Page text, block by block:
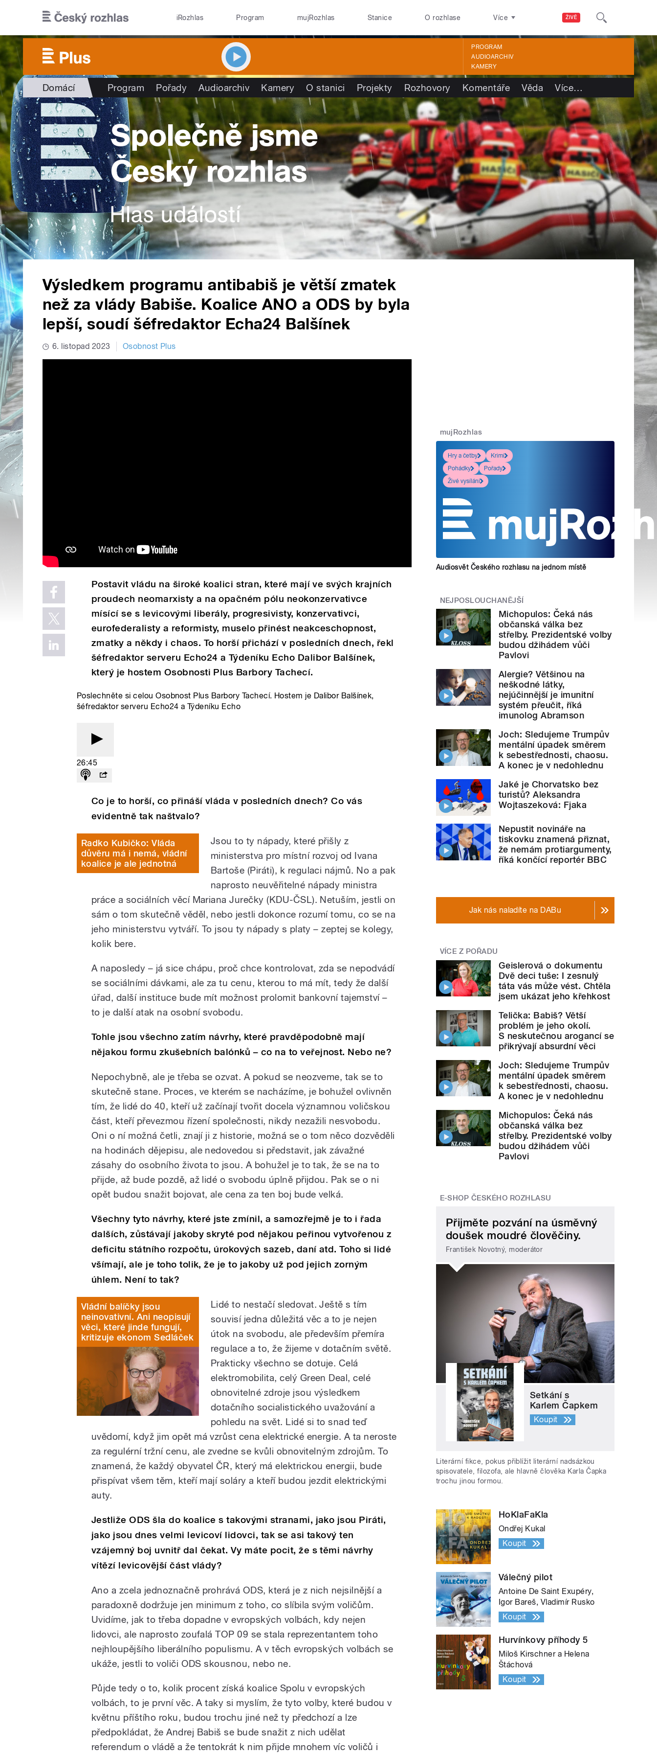
ŽIVĚ
iRozhlas Program mujRozhlas Stanice O rozhlase Více
PROGRAM
AUDIOARCHIV
KAMERY
Domácí Program Pořady Audioarchiv Kamery O stanici Projekty Rozhovory Komentáře Věda Více…
Výsledkem programu antibabiš je větší zmatek
než za vlády Babiše. Koalice ANO a ODS by byla
lepší, soudí šéfredaktor Echa24 Balšínek
6. listopad 2023 Osobnost Plus
Postavit vládu na široké koalici stran, které mají ve svých krajních
proudech neomarxisty a na opačném pólu neokonzervativce
mísící se s levicovými liberály, progresivisty, konzervativci,
eurofederalisty a reformisty, muselo přinést neakceschopnost,
zmatky a někdy i chaos. To horší přichází v posledních dnech, řekl
šéfredaktor serveru Echo24 a Týdeníku Echo Dalibor Balšínek,
který je hostem Osobnosti Plus Barbory Tachecí.
Poslechněte si celou Osobnost Plus Barbory Tachecí. Hostem je Dalibor Balšínek,
šéfredaktor serveru Echo24 a Týdeníku Echo
26:45
Co je to horší, co přináší vláda v posledních dnech? Co vás
evidentně tak naštvalo?
Radko Kubičko: Vláda
důvěru má i nemá, vládní
koalice je ale jednotná
Jsou to ty nápady, které přišly z
ministerstva pro místní rozvoj od Ivana
Bartoše (Piráti), k regulaci nájmů. No a pak
naprosto neuvěřitelné nápady ministra
práce a sociálních věcí Mariana Jurečky (KDU-ČSL). Netuším, jestli on
sám o tom skutečně věděl, nebo jestli dokonce rozumí tomu, co se na
jeho ministerstvu vytváří. To jsou ty nápady s platy – zeptej se kolegy,
kolik bere.
A naposledy – já sice chápu, proč chce kontrolovat, zda se nepodvádí
se sociálními dávkami, ale za tu cenu, kterou to má mít, tedy že další
úřad, další instituce bude mít možnost prolomit bankovní tajemství –
to je další atak na osobní svobodu.
Tohle jsou všechno zatím návrhy, které pravděpodobně mají
nějakou formu zkušebních balónků – co na to veřejnost. Nebo ne?
Nepochybně, ale je třeba se ozvat. A pokud se neozveme, tak se to
skutečně stane. Proces, ve kterém se nacházíme, je bohužel ovlivněn
tím, že lidé do 40, kteří už začínají tvořit docela významnou voličskou
část, kteří převezmou řízení společnosti, nikdy nezažili nesvobodu.
Oni o ní možná četli, znají ji z historie, možná se o tom něco dozvěděli
na hodinách dějepisu, ale nedovedou si představit, jak závažné
zásahy do osobního života to jsou. A bohužel je to tak, že se na to
přijde, až bude pozdě, až lidé o svobodu úplně přijdou. Pak se o ni
opět budou snažit bojovat, ale cena za ten boj bude velká.
Všechny tyto návrhy, které jste zmínil, a samozřejmě je to i řada
dalších, zůstávají jakoby skryté pod nějakou peřinou vytvořenou z
deficitu státního rozpočtu, úrokových sazeb, daní atd. Toho si lidé
všímají, ale je toho tolik, že je to jakoby už pod jejich zorným
úhlem. Není to tak?
Vládní balíčky jsou
neinovativní. Ani neopisují
věci, které jinde fungují,
kritizuje ekonom Sedláček
Lidé to nestačí sledovat. Ještě s tím
souvisí jedna důležitá věc a to je nejen
útok na svobodu, ale především přemíra
regulace a to, že žijeme v dotačním světě.
Prakticky všechno se dotuje. Celá
elektromobilita, celý Green Deal, celé
obnovitelné zdroje jsou výsledkem
dotačního socialistického uvažování a
pohledu na svět. Lidé si to snad teď
uvědomí, když jim opět má vzrůst cena elektrické energie. A ta neroste
za regulérní tržní cenu, ale zvedne se kvůli obnovitelným zdrojům. To
znamená, že každý obyvatel ČR, který má elektrickou energii, bude
přispívat všem těm, kteří mají soláry a kteří budou jezdit elektrickými
auty.
Jestliže ODS šla do koalice s takovými stranami, jako jsou Piráti,
jako jsou dnes velmi levicoví lidovci, tak se asi takový ten
vzájemný boj uvnitř dal čekat. Vy máte pocit, že s těmi návrhy
vítězí levicovější část vlády?
Ano a zcela jednoznačně prohrává ODS, která je z nich nejsilnější a
paradoxně dodržuje jen minimum z toho, co slíbila svým voličům.
Uvidíme, jak to třeba dopadne v evropských volbách, kdy nejen
lidovci, ale naprosto zoufalá TOP 09 se stala reprezentantem toho
nejhloupějšího liberálního populismu. A v těch evropských volbách se
ukáže, jestli to voliči ODS skousnou, nebo ne.
Půjde tedy o to, kolik procent získá koalice Spolu v evropských
volbách, to je první věc. A taky si myslím, že tyto volby, které budou v
květnu příštího roku, budou trochu jiné než ty předchozí a lze
předpokládat, že Andrej Babiš se bude snažit z nich udělat
referendum o vládě a že tentokrát k nim přijde mnohem víc voličů i
mujRozhlas
Hry a četby
Krimi
Pohádky
Pořady
Živé vysílání
Audiosvět Českého rozhlasu na jednom místě
NEJPOSLOUCHANĚJŠÍ
Michopulos: Čeká nás
občanská válka bez
střelby. Prezidentské volby
budou džihádem vůči
Pavlovi
Alergie? Většinou na
neškodné látky,
nejúčinnější je imunitní
systém přeučit, říká
imunolog Abramson
Joch: Sledujeme Trumpův
mentální úpadek směrem
k sebestřednosti, chaosu.
A konec je v nedohlednu
Jaké je Chorvatsko bez
turistů? Aleksandra
Wojtaszeková: Fjaka
Nepustit novináře na
tiskovku znamená přiznat,
že nemám protiargumenty,
říká končící reportér BBC
Jak nás naladíte na DABu
VÍCE Z POŘADU
Geislerová o dokumentu
Dvě deci tuše: I zesnulý
táta vás může vést. Chtěla
jsem ukázat jeho křehkost
Telička: Babiš? Větší
problém je jeho okolí.
S neskutečnou arogancí se
přikrývají absurdní věci
Joch: Sledujeme Trumpův
mentální úpadek směrem
k sebestřednosti, chaosu.
A konec je v nedohlednu
Michopulos: Čeká nás
občanská válka bez
střelby. Prezidentské volby
budou džihádem vůči
Pavlovi
E-SHOP ČESKÉHO ROZHLASU
Přijměte pozvání na úsměvný
doušek moudré člověčiny.
František Novotný, moderátor
Setkání s
Karlem Čapkem
Koupit
Literární fikce, pokus přiblížit literární nadsázkou
spisovatele, filozofa, ale hlavně člověka Karla Čapka
trochu jinou formou.
HoKlaFaKla
Ondřej Kukal
Koupit
Válečný pilot
Antoine De Saint Exupéry,
Igor Bareš, Vladimír Rusko
Koupit
Hurvínkovy příhody 5
Miloš Kirschner a Helena
Štáchová
Koupit